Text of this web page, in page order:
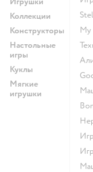
Коллекции
Конструкторы
Настольные
игры
Куклы
Мягкие
игрушки